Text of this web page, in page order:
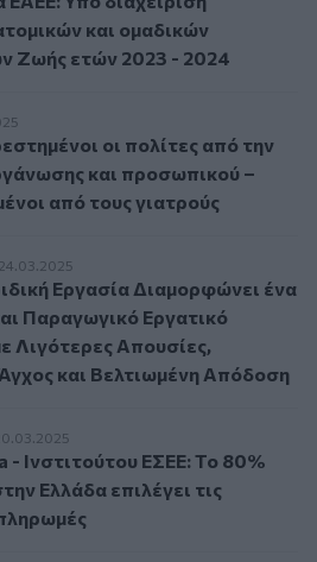
και ομαδικών
Ζωής ετών 2023 - 2024
οι πολίτες από την
οι πολίτες από την
και προσωπικού –
από τους γιατρούς
Εργασία Διαμορφώνει ένα
24.03.2025
Εργασία Διαμορφώνει ένα
Παραγωγικό Εργατικό
Λιγότερες Απουσίες,
και Βελτιωμένη Απόδοση
Ινστιτούτου ΕΣΕΕ: Το 80% της
- Ινστιτούτου ΕΣΕΕ: Το 80%
Ελλάδα επιλέγει τις